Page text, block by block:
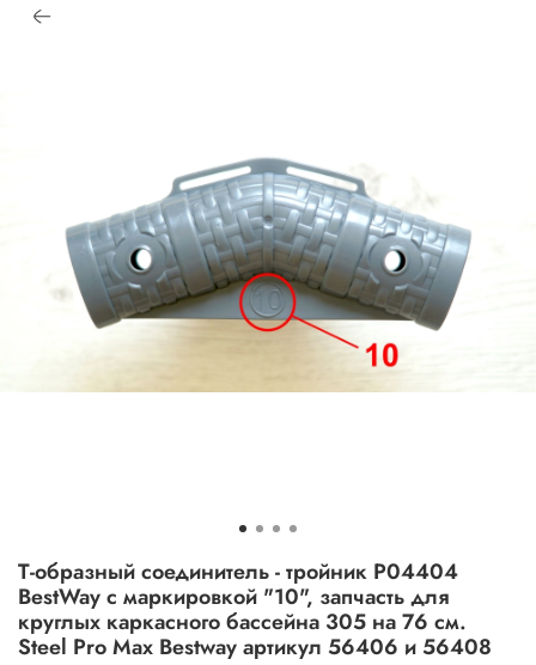
Т-образный соединитель - тройник P04404
BestWay с маркировкой "10", запчасть для
круглых каркасного бассейна 305 на 76 см.
Steel Pro Max Bestway артикул 56406 и 56408